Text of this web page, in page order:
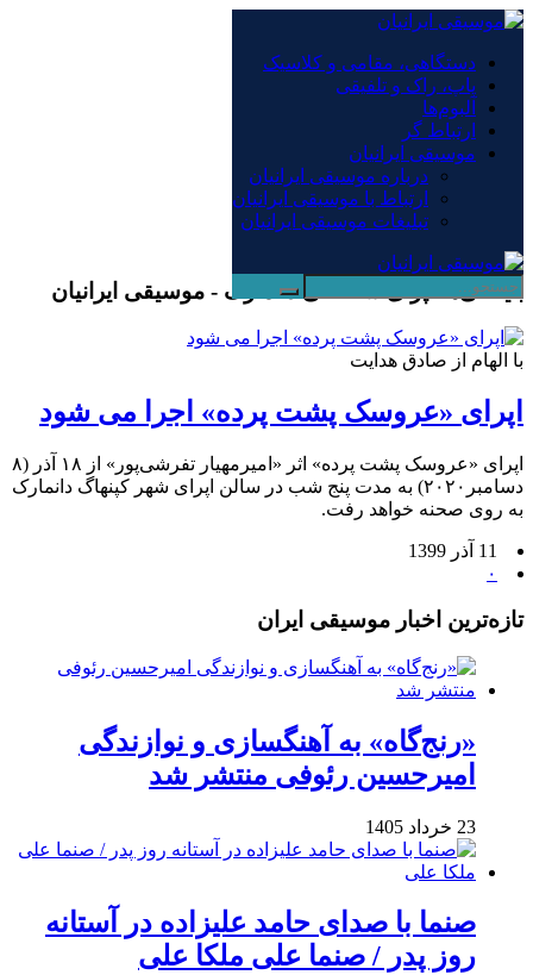
دستگاهی، مقامی و کلاسیک
پاپ، راک و تلفیقی
آلبوم‌ها
ارتباط گر
موسیقی ایرانیان
درباره موسیقی ایرانیان
ارتباط با موسیقی ایرانیان
تبلیغات موسیقی ایرانیان
×
دستگاهی، مقامی و کلاسیک
پاپ، راک و تلفیقی
آلبوم‌ها
ارتباط گر
موسیقی ایرانیان
درباره موسیقی ایرانیان
ارتباط با موسیقی ایرانیان
بایگانی‌ها اپرای سلطنتی دانمارک - موسیقی ایرانیان
با الهام از صادق هدایت
اپرای «عروسک پشت پرده» اجرا می شود
اپرای «عروسک پشت پرده» اثر «امیرمهیار تفرشی‌پور» از ۱۸ آذر (۸
دسامبر۲۰۲۰) به مدت پنج شب در سالن اپرای شهر کپنهاگ دانمارک
به روی صحنه خواهد رفت.
11 آذر 1399
۰
تازه‌ترین اخبار موسیقی ایران
«رنج‌گاه» به آهنگسازی و نوازندگی
امیرحسین رئوفی منتشر شد
23 خرداد 1405
صنما با صدای حامد علیزاده در آستانه
روز پدر / صنما علی ملکا علی